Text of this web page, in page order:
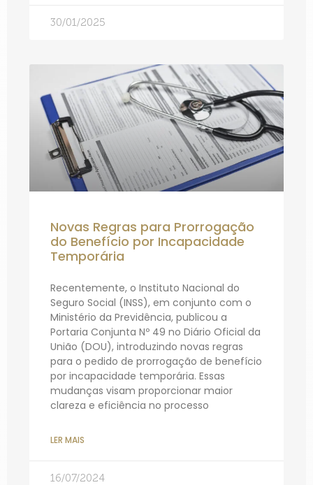
30/01/2025
Novas Regras para Prorrogação
do Benefício por Incapacidade
Temporária
Recentemente, o Instituto Nacional do
Seguro Social (INSS), em conjunto com o
Ministério da Previdência, publicou a
Portaria Conjunta Nº 49 no Diário Oficial da
União (DOU), introduzindo novas regras
para o pedido de prorrogação de benefício
por incapacidade temporária. Essas
mudanças visam proporcionar maior
clareza e eficiência no processo
LER MAIS
16/07/2024